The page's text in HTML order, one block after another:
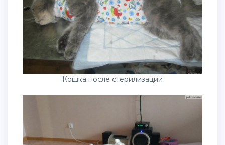
Кошка после стерилизации